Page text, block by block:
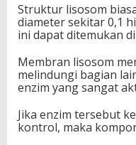
Struktur lisosom
diameter sekitar 0,1
ini dapat ditemukan
Membran lisosom
melindungi bagian
enzim yang sangat
Jika enzim tersebut
kontrol, maka